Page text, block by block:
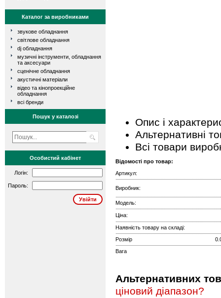
Каталог за виробниками
звукове обладнання
світлове обладнання
dj обладнання
музичні інструменти, обладнання
та аксесуари
сценічне обладнання
акустичні матеріали
відео та кінопроекційне
обладнання
всі бренди
Пошук у каталозі
Особистий кабінет
Логін:
Пароль:
Опис і
Альтернативні
Всі товари
Відомості про товар:
Артикул:
Виробник:
Модель:
Ціна:
Наявність товару на складі:
Розмір
Вага
Альтернативних
ціновий діапазон?